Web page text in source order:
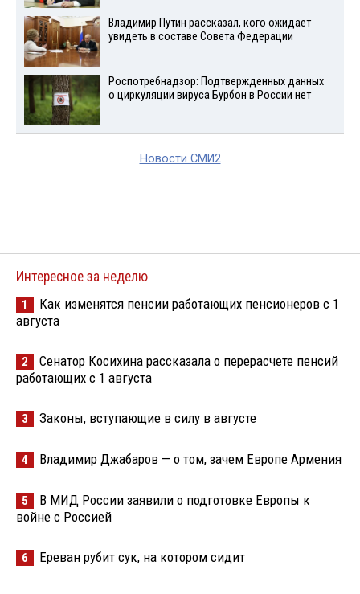
Владимир Путин рассказал, кого ожидает
увидеть в составе Совета Федерации
Роспотребнадзор: Подтвержденных данных
о циркуляции вируса Бурбон в России нет
Новости СМИ2
Интересное за неделю
1
Как изменятся пенсии работающих пенсионеров с 1
августа
2
Сенатор Косихина рассказала о перерасчете пенсий
работающих с 1 августа
3 Законы, вступающие в силу в августе
4 Владимир Джабаров — о том, зачем Европе Армения
5
В МИД России заявили о подготовке Европы к
войне с Россией
6 Ереван рубит сук, на котором сидит